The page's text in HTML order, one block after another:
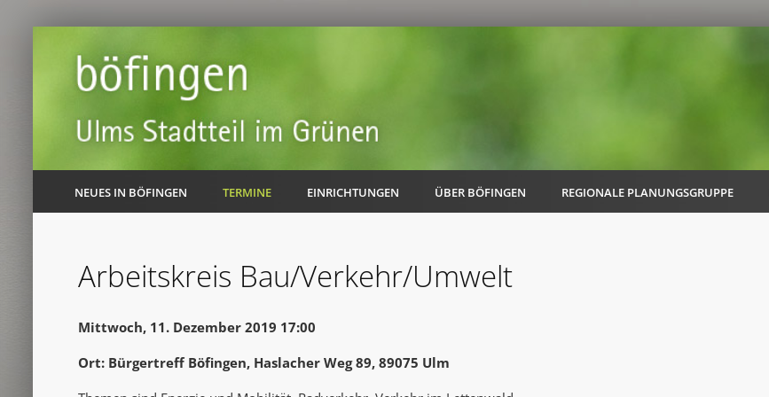
NEUES IN BÖFINGEN TERMINE EINRICHTUNGEN ÜBER BÖFINGEN REGIONALE PLANUNGSGRUPPE
Arbeitskreis Bau/Verkehr/Umwelt
Mittwoch, 11. Dezember 2019 17:00
Ort: Bürgertreff Böfingen, Haslacher Weg 89, 89075 Ulm